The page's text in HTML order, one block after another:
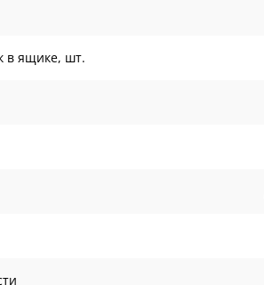
в ящике, шт.